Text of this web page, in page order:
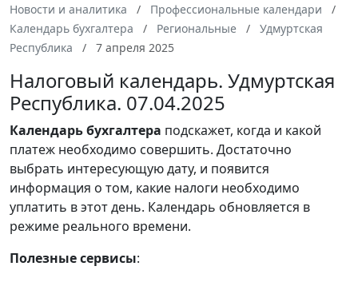
Новости и аналитика
Профессиональные календари
Календарь бухгалтера
Региональные
Удмуртская
Республика
7 апреля 2025
Налоговый календарь. Удмуртская
Республика. 07.04.2025
Календарьбухгалтера подскажет, когда и какой
платеж необходимо совершить. Достаточно
выбрать интересующую дату, и появится
информация о том, какие налоги необходимо
уплатить в этот день. Календарь обновляется в
режиме реального времени.
Полезные сервисы: